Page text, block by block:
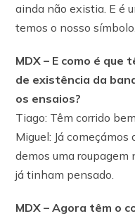
ainda não existia. E é
temos o nosso símbolo.
MDX – E como é que
de existência da
os ensaios?
Tiago: Têm corrido
Miguel: Já
demos uma roupagem
já tinham pensado.
MDX – Agora têm o